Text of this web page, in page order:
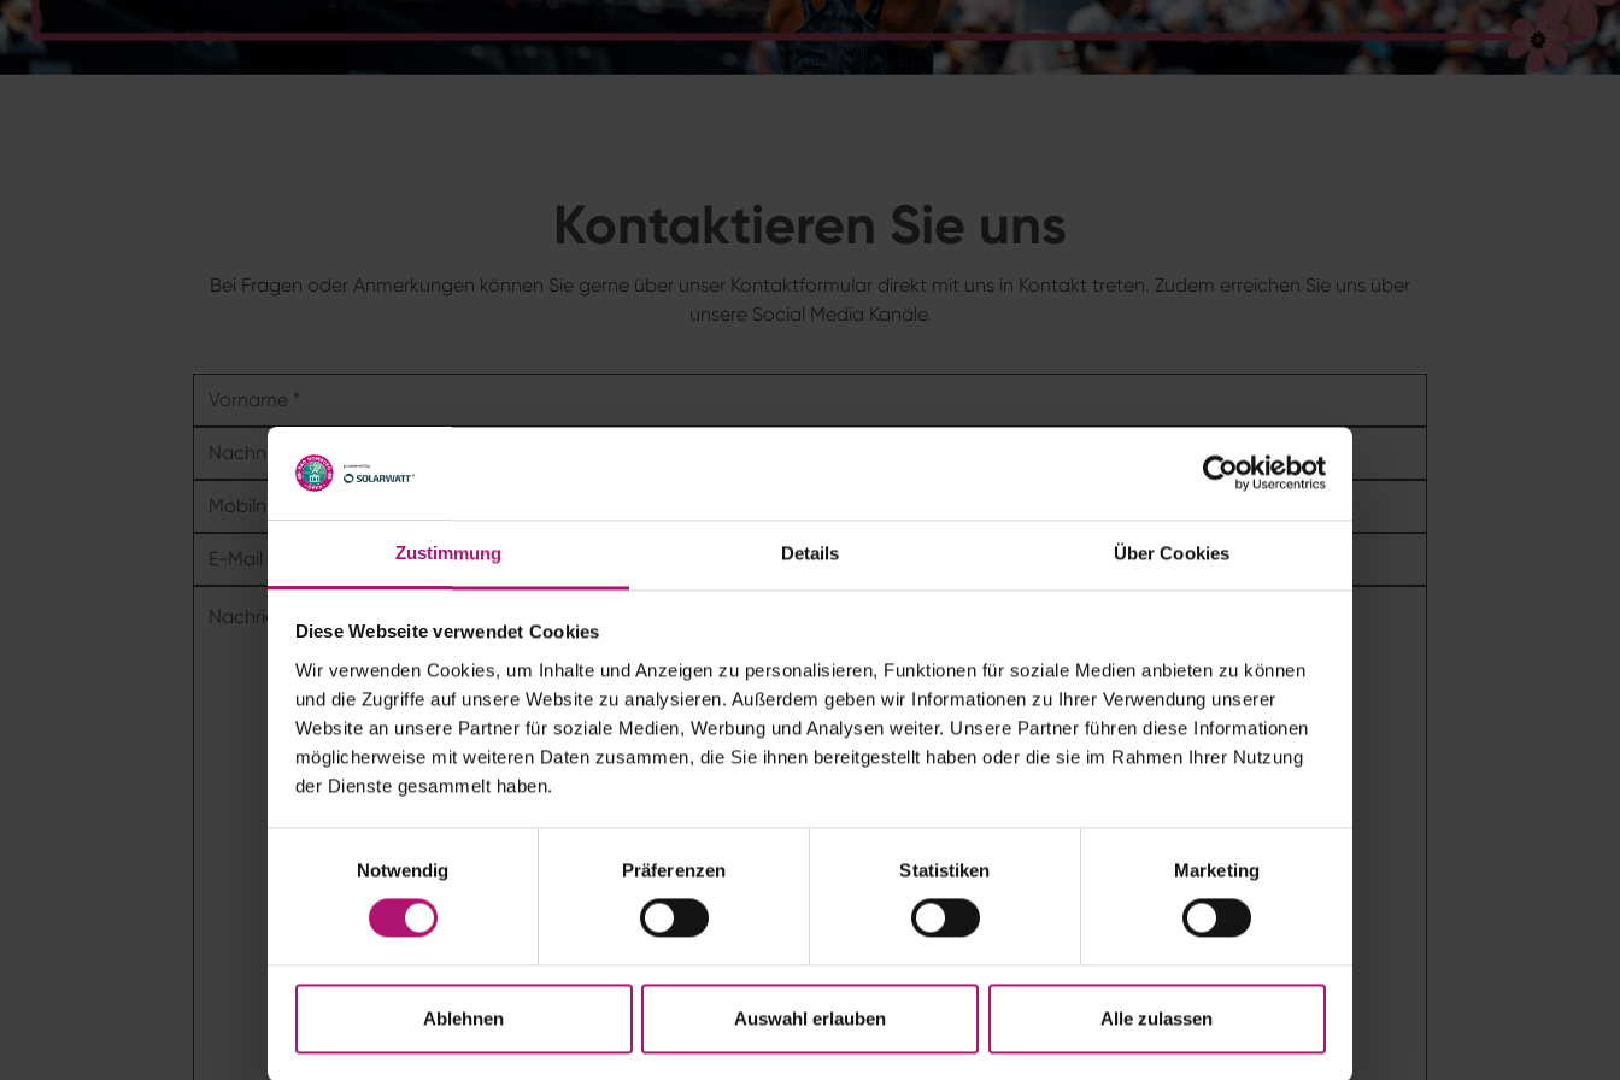
Zustimmung Details Über Cookies
Diese Webseite verwendet Cookies
Wir verwenden Cookies, um Inhalte und Anzeigen zu personalisieren, Funktionen für soziale Medien anbieten zu können
und die Zugriffe auf unsere Website zu analysieren. Außerdem geben wir Informationen zu Ihrer Verwendung unserer
Website an unsere Partner für soziale Medien, Werbung und Analysen weiter. Unsere Partner führen diese Informationen
möglicherweise mit weiteren Daten zusammen, die Sie ihnen bereitgestellt haben oder die sie im Rahmen Ihrer Nutzung
der Dienste gesammelt haben.
g
Notwendig Präferenzen Statistiken Marketing
Ablehnen Auswahl erlauben Alle zulassen
Kontaktieren Sie uns
Bei Fragen oder Anmerkungen können Sie gerne über unser Kontaktformular direkt mit uns in Kontakt treten. Zudem erreichen Sie uns über
unsere Social Media Kanäle.